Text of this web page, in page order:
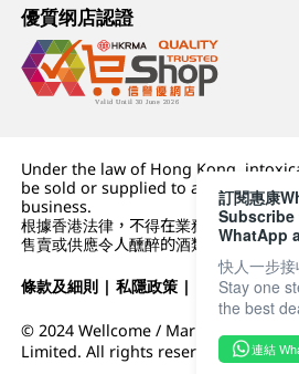
優質纲店認證
Under the law of Hong Kong,
be sold or supplied to a minor
business.
根據香港法律，不得在業務過程中，向未
售賣或供應令人醺醉的酒類。
條款及細則 |私隱政策 | DFI零售集團
© 2024 Wellcome / Market Place. The
Limited. All rights reserved.
訂閱惠康
Subscribe
WhatApp
快人一步接
Stay one
the best
連結